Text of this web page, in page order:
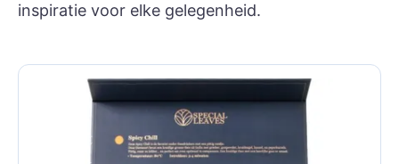
inspiratie voor elke gelegenheid.